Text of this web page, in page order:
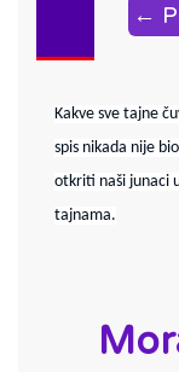
←
Kakve sve tajne
spis nikada nije
otkriti naši junaci
tajnama.